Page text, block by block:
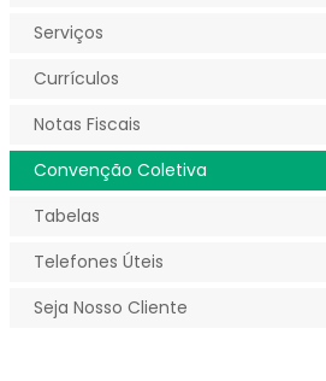
Serviços
Currículos
Notas Fiscais
Convenção Coletiva
Tabelas
Telefones Úteis
Seja Nosso Cliente